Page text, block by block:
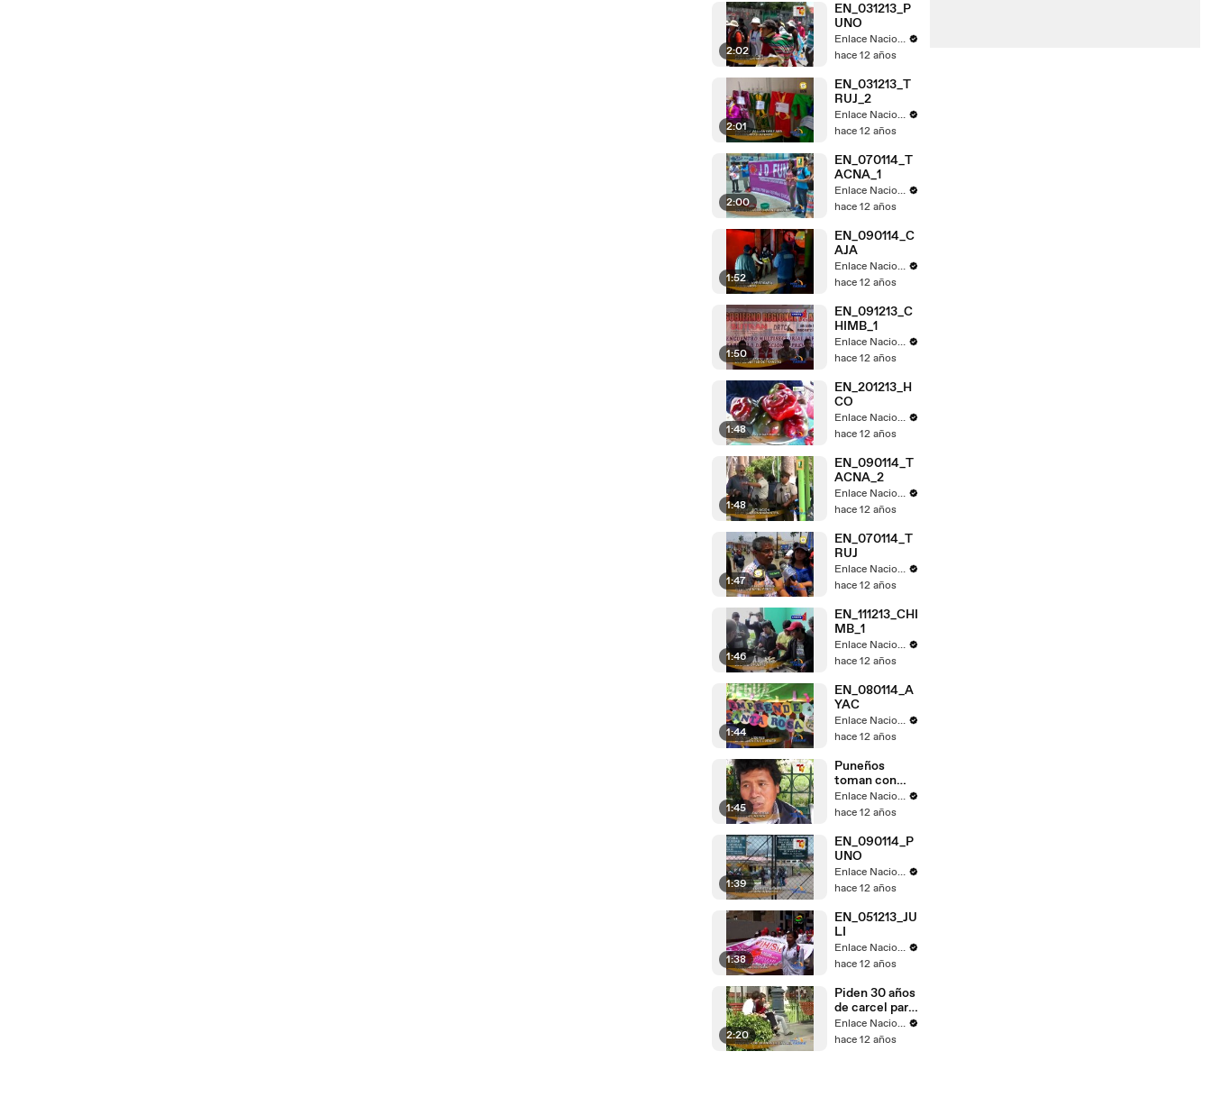
2:02
EN_031213_P
UNO
Enlace Nacional
hace 12 años
2:01
EN_031213_T
RUJ_2
Enlace Nacional
hace 12 años
2:00
EN_070114_T
ACNA_1
Enlace Nacional
hace 12 años
1:52
EN_090114_C
AJA
Enlace Nacional
hace 12 años
1:50
EN_091213_C
HIMB_1
Enlace Nacional
hace 12 años
1:48
EN_201213_H
CO
Enlace Nacional
hace 12 años
1:48
EN_090114_T
ACNA_2
Enlace Nacional
hace 12 años
1:47
EN_070114_T
RUJ
Enlace Nacional
hace 12 años
1:46
EN_111213_CHI
MB_1
Enlace Nacional
hace 12 años
1:44
EN_080114_A
YAC
Enlace Nacional
hace 12 años
1:45
Puneños
toman con
calma fallo de
La Haya
Enlace Nacional
hace 12 años
1:39
EN_090114_P
UNO
Enlace Nacional
hace 12 años
1:38
EN_051213_JU
LI
Enlace Nacional
hace 12 años
2:20
Piden 30 años
de carcel para
Gregorio
Santos
Enlace Nacional
hace 12 años